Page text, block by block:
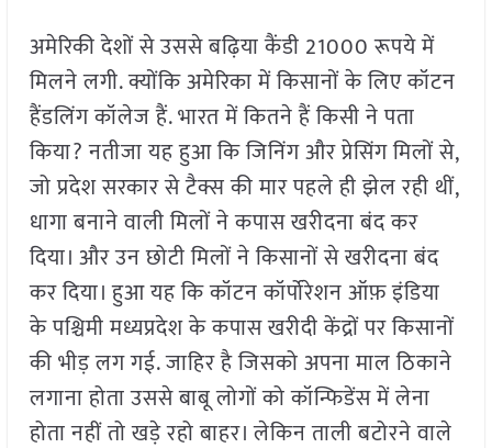
अमेरिकी देशों से उससे बढ़िया कैंडी 21000 रूपये में
मिलने लगी. क्योंकि अमेरिका में किसानों के लिए कॉटन
हैंडलिंग कॉलेज हैं. भारत में कितने हैं किसी ने पता
किया? नतीजा यह हुआ कि जिनिंग और प्रेसिंग मिलों से,
जो प्रदेश सरकार से टैक्स की मार पहले ही झेल रही थीं,
धागा बनाने वाली मिलों ने कपास खरीदना बंद कर
दिया। और उन छोटी मिलों ने किसानों से खरीदना बंद
कर दिया। हुआ यह कि कॉटन कॉर्पोरेशन ऑफ़ इंडिया
के पश्चिमी मध्यप्रदेश के कपास खरीदी केंद्रों पर किसानों
की भीड़ लग गई. जाहिर है जिसको अपना माल ठिकाने
लगाना होता उससे बाबू लोगों को कॉन्फिडेंस में लेना
होता नहीं तो खड़े रहो बाहर। लेकिन ताली बटोरने वाले